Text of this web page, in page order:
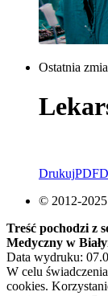
Ostatnia
DrukujPDF
© 2012-
Treść pochodzi z
Medyczny w
Data wydruku:
W celu
cookies.